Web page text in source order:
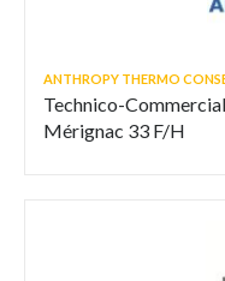
ANTHROPY THERMO
Technico-
Mérignac 33 F/H